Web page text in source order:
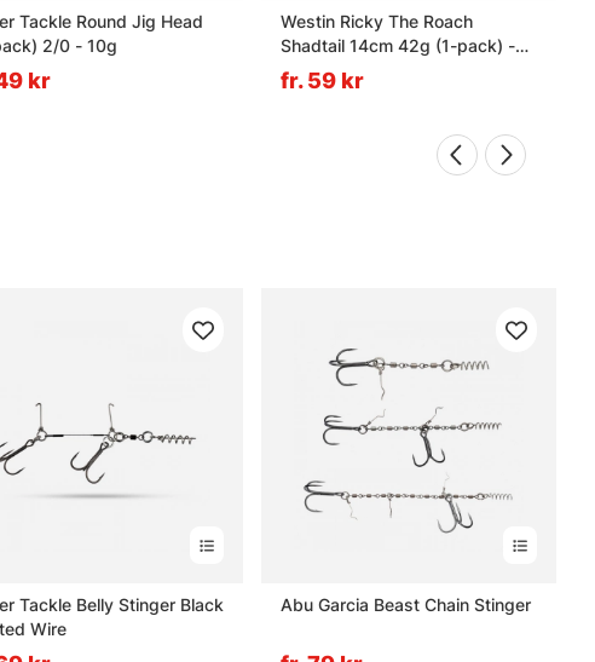
Tackle Round Jig Head
2/0 - 10g
kr
Westin Ricky The Roach
Shadtail 14cm 42g (1-pack) -
Firetiger
fr. 59 kr
Tackle Belly Stinger Black
Wire
Abu Garcia Beast Chain Stinger